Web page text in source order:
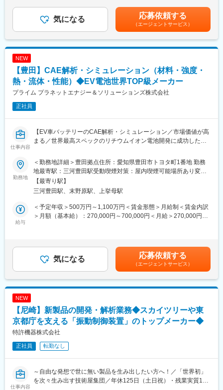
自由に利用しているエンジニアも多数。今後もさらに充実させて
いく方針。
■当社について：
画し、創業から60年、日本のモノづくりを支え続けています。
・試作～資材調達～開発設計～製造（自社工場）とワンストップ
でお客様のご要望に対応できることが最大の強み。
る仕事です。
当社は、自動車用窓ガラスの昇降装置である”ドアウィンドレギュ
レーター”を主製品に、自動車の開閉部品を開発から生産まで一貫
して行ってい
■当社の魅力：
◇自動車の開閉機構専門メーカーとして、国内拠点（3か所）と海
品製造及び販売まで一貫する供給体制を整え、お客様のニーズに
対応しています。
◇自動車の窓ガラスを昇降させる、ドアウィンドレギュレーター
を主製品とする当社の製品群は、厳しいテストを繰り返し、高度
◇特にドア回り、ボディー回りの機能部品については、性能・安
全の両面において、各自動車メーカーから厚い信頼と高い評価を
ラス」を目指し活動してまいります。
変更の範囲：会社の定める業務
等）を除いた金額です。■昇給：年1回 1月あたり10,000円～
（前年度実績）■賞与：年2回 計4.00ヶ月分（前年度実績）賃金
はあくまでも目安の金額であり、選考を通じて上下する可能性が
あります。月給(月額)は固定手当を含めた表記です。
気になる 応募依頼する
（エージェントサービス）
NEW
【豊田】CAE解析・シミュレーション（材料・強度・
熱・流体・性能）◆EV電池世界TOP級メーカー
プライム プラネットエナジー＆ソリューションズ株式会社
正社員
仕事内容
【EV車バッテリーのCAE解析・シミュレーション／市場価値が高
まる／世界最高スペックのリチウムイオン電池開発に成功した業
CAE解析および電池反応シミュレーション業務全般を担当しま
す。 設計部門との連携・技術サポートを行いながら、試験・実験
結果との相関構築を通じて、製品開発の精度向上と効率化に貢献
いただきます。
■具体的な業務：
ご経験・スキルに応じて下記のいずれかをご担当いただきます。
・材料特性に関するシミュレーションを活用した設計課題の抽
出・解決
・材料モデルの構築、精度向上、高速化などの技術開発
信頼性向上を支援します。
・強度、伝熱、熱流体などのシミュレーションを活用した設計課
題の抽出・解決
・実機試験とのコリレーション構築、inputデータの取得
電池内部の反応挙動や性能に関する数値解析を通じて、電池性能
の予測精度向上と開発効率化を支援します。
勤務地
＜勤務地詳細＞豊田拠点住所：愛知県豊田市トヨタ町1番地 勤務
地最寄駅：三河豊田駅受動喫煙対策：屋内喫煙可能場所あり変更
の範囲：会社の定める事業所（リモートワーク含む）
【最寄り駅】
三河豊田駅、末野原駅、上挙母駅
給与
＜予定年収＞500万円～1,100万円＜賃金形態＞月給制＜賃金内訳
＞月額（基本給）：270,000円～700,000円＜月給＞270,000円～
通じて上下する可能性があります。月給(月額)は固定手当を含めた
表記です。気になる 応募依頼する
（エージェントサービス）
NEW
【尼崎】新製品の開発・解析業務◆スカイツリーや東
京都庁を支える「振動制御装置」のトップメーカー◆
特許機器株式会社
正社員 転勤なし
仕事内容
～自由な発想で世に無い製品を生み出したい方へ！／「世界初」
を次々生み出す技術屋集団／年休125日（土日祝）・残業実質15h